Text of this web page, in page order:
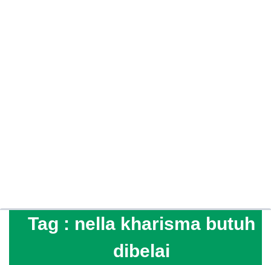
Tag : nella kharisma butuh
dibelai